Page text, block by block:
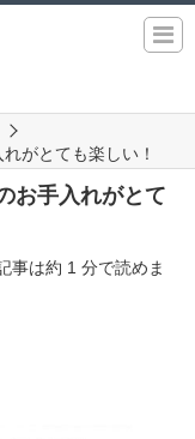
がとても楽しい！
お手入れがとて
事は約 1 分で読めま